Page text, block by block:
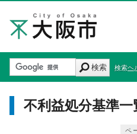
検索 検索ヘ
不利益処分基準一
ペ